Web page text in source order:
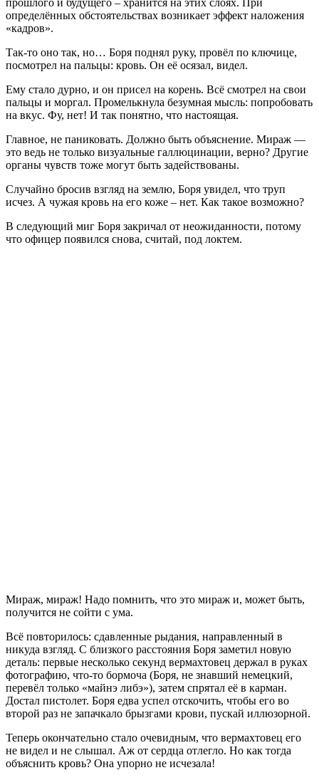
определённых обстоятельствах возникает эффект наложения
«кадров».
Так-то оно так, но… Боря поднял руку, провёл по ключице,
посмотрел на пальцы: кровь. Он её осязал, видел.
Ему стало дурно, и он присел на корень. Всё смотрел на свои
пальцы и моргал. Промелькнула безумная мысль: попробовать
на вкус. Фу, нет! И так понятно, что настоящая.
Главное, не паниковать. Должно быть объяснение. Мираж —
это ведь не только визуальные галлюцинации, верно? Другие
органы чувств тоже могут быть задействованы.
Случайно бросив взгляд на землю, Боря увидел, что труп
исчез. А чужая кровь на его коже – нет. Как такое возможно?
В следующий миг Боря закричал от неожиданности, потому
что офицер появился снова, считай, под локтем.
Мираж, мираж! Надо помнить, что это мираж и, может быть,
получится не сойти с ума.
Всё повторилось: сдавленные рыдания, направленный в
никуда взгляд. С близкого расстояния Боря заметил новую
деталь: первые несколько секунд вермахтовец держал в руках
фотографию, что-то бормоча (Боря, не знавший немецкий,
перевёл только «майнэ либэ»), затем спрятал её в карман.
Достал пистолет. Боря едва успел отскочить, чтобы его во
второй раз не запачкало брызгами крови, пускай иллюзорной.
Теперь окончательно стало очевидным, что вермахтовец его
не видел и не слышал. Аж от сердца отлегло. Но как тогда
объяснить кровь? Она упорно не исчезала!